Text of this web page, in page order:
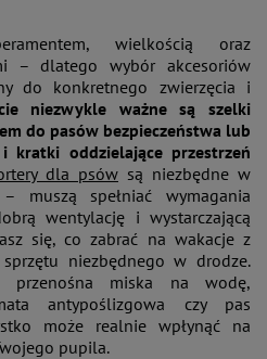
wielkością oraz
– dlatego wybór akcesoriów
do konkretnego zwierzęcia i
niezwykle ważne są szelki
do pasów bezpieczeństwa lub
kratki oddzielające przestrzeń
dla psów są niezbędne w
muszą spełniać wymagania
wentylację i wystarczającą
się, co zabrać na wakacje z
niezbędnego w drodze.
przenośna miska na wodę,
antypoślizgowa czy pas
może realnie wpłynąć na
pupila.